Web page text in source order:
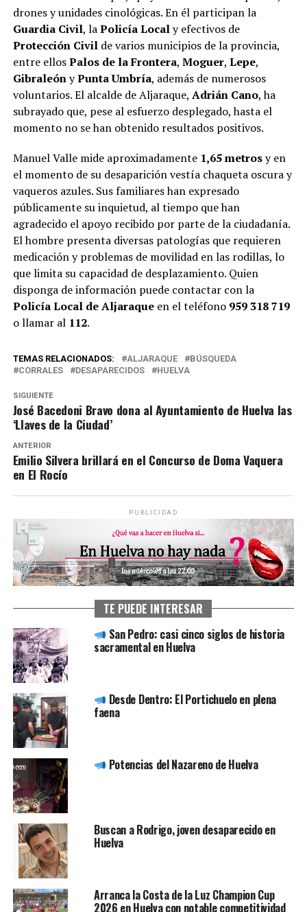
drones y unidades cinológicas. En él participan la
Guardia Civil, laPolicía Localy efectivos de
Protección Civilde varios municipios de la provincia,
entre ellosPalos de la Frontera, Moguer, Lepe,
GibraleónyPunta Umbría, además de numerosos
voluntarios. El alcalde de Aljaraque, Adrián Cano, ha
subrayado que, pese al esfuerzo desplegado, hasta el
momento no se han obtenido resultados positivos.
Manuel Valle mide aproximadamente 1,65 metrosy en
el momento de su desaparición vestía chaqueta oscura y
vaqueros azules. Sus familiares han expresado
públicamente su inquietud, al tiempo que han
agradecido el apoyo recibido por parte de la ciudadanía.
El hombre presenta diversas patologías que requieren
medicación y problemas de movilidad en las rodillas, lo
que limita su capacidad de desplazamiento. Quien
disponga de información puede contactar con la
Policía Local de Aljaraqueen el teléfono 959 318 719
o llamar al 112.
TEMAS RELACIONADOS: ALJARAQUE
BÚSQUEDA
CORRALES
DESAPARECIDOS HUELVA
SIGUIENTE
José Bacedoni Bravo dona al Ayuntamiento de Huelva las
‘Llaves de la Ciudad’
ANTERIOR
Emilio Silvera brillará en el Concurso de Doma Vaquera
en El Rocío
PUBLICIDAD
TE PUEDE INTERESAR
San Pedro: casi cinco siglos de historia
sacramental en Huelva
Desde Dentro: El Portichuelo en plena
faena
Potencias del Nazareno de Huelva
Buscan a Rodrigo, joven desaparecido en
Huelva
Arranca la Costa de la Luz Champion Cup
2026 en Huelva con notable competitividad